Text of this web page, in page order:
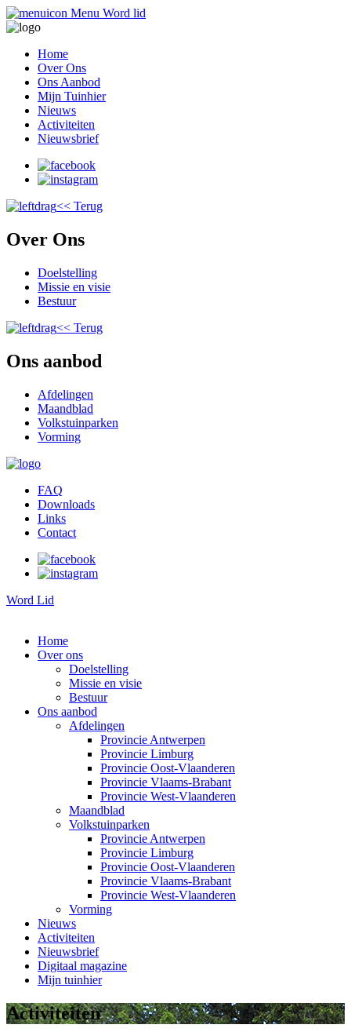
Menu Word lid
Home
Over Ons
Ons Aanbod
Mijn Tuinhier
Nieuws
Activiteiten
Nieuwsbrief
<< Terug
Over Ons
Doelstelling
Missie en visie
Bestuur
<< Terug
Ons aanbod
Afdelingen
Maandblad
Volkstuinparken
Vorming
FAQ
Downloads
Links
Contact
Word Lid
Home
Over ons
Doelstelling
Missie en visie
Bestuur
Ons aanbod
Afdelingen
Provincie Antwerpen
Provincie Limburg
Provincie Oost-Vlaanderen
Provincie Vlaams-Brabant
Provincie West-Vlaanderen
Maandblad
Volkstuinparken
Provincie Antwerpen
Provincie Limburg
Provincie Oost-Vlaanderen
Provincie Vlaams-Brabant
Provincie West-Vlaanderen
Vorming
Nieuws
Activiteiten
Nieuwsbrief
Digitaal magazine
Mijn tuinhier
Activiteiten